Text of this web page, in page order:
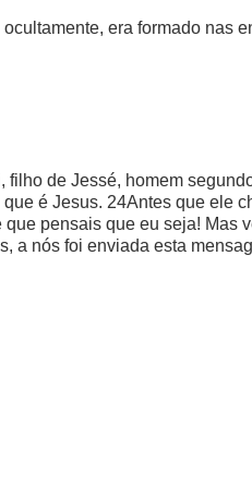
era formado nas
de Jessé, homem
é Jesus. 24Antes que ele
pensais que eu seja! Mas
a nós foi enviada esta